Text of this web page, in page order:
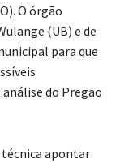
O órgão
(UB) e de
para que
do Pregão
técnica apontar